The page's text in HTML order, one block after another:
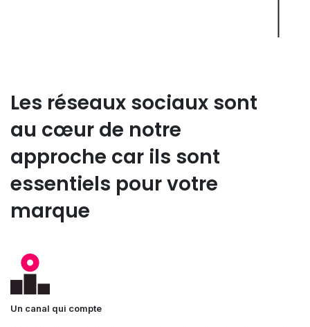
Les réseaux sociaux sont
au cœur de notre
approche car ils sont
essentiels pour votre
marque
Un canal qui compte